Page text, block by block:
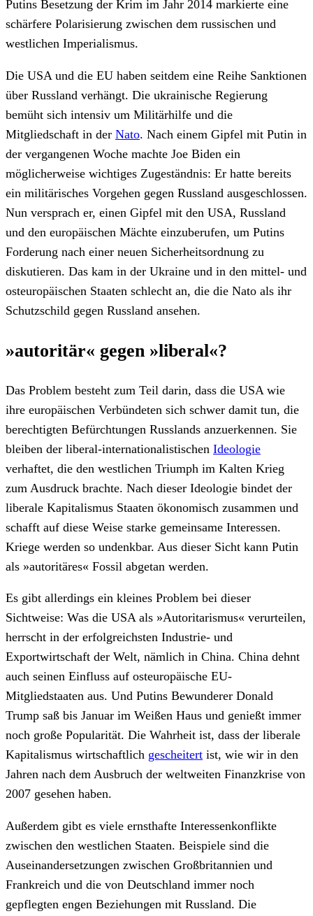
Putins Besetzung der Krim im Jahr 2014 markierte eine
schärfere Polarisierung zwischen dem russischen und
westlichen Imperialismus.
Die USA und die EU haben seitdem eine Reihe Sanktionen
über Russland verhängt. Die ukrainische Regierung
bemüht sich intensiv um Militärhilfe und die
Mitgliedschaft in der Nato. Nach einem Gipfel mit Putin in
der vergangenen Woche machte Joe Biden ein
möglicherweise wichtiges Zugeständnis: Er hatte bereits
ein militärisches Vorgehen gegen Russland ausgeschlossen.
Nun versprach er, einen Gipfel mit den USA, Russland
und den europäischen Mächte einzuberufen, um Putins
Forderung nach einer neuen Sicherheitsordnung zu
diskutieren. Das kam in der Ukraine und in den mittel- und
osteuropäischen Staaten schlecht an, die die Nato als ihr
Schutzschild gegen Russland ansehen.
»autoritär« gegen »liberal«?
Das Problem besteht zum Teil darin, dass die USA wie
ihre europäischen Verbündeten sich schwer damit tun, die
berechtigten Befürchtungen Russlands anzuerkennen. Sie
bleiben der liberal-internationalistischen Ideologie
verhaftet, die den westlichen Triumph im Kalten Krieg
zum Ausdruck brachte. Nach dieser Ideologie bindet der
liberale Kapitalismus Staaten ökonomisch zusammen und
schafft auf diese Weise starke gemeinsame Interessen.
Kriege werden so undenkbar. Aus dieser Sicht kann Putin
als »autoritäres« Fossil abgetan werden.
Es gibt allerdings ein kleines Problem bei dieser
Sichtweise: Was die USA als »Autoritarismus« verurteilen,
herrscht in der erfolgreichsten Industrie- und
Exportwirtschaft der Welt, nämlich in China. China dehnt
auch seinen Einfluss auf osteuropäische EU-
Mitgliedstaaten aus. Und Putins Bewunderer Donald
Trump saß bis Januar im Weißen Haus und genießt immer
noch große Popularität. Die Wahrheit ist, dass der liberale
Kapitalismus wirtschaftlich gescheitert ist, wie wir in den
Jahren nach dem Ausbruch der weltweiten Finanzkrise von
2007 gesehen haben.
Außerdem gibt es viele ernsthafte Interessenkonflikte
zwischen den westlichen Staaten. Beispiele sind die
Auseinandersetzungen zwischen Großbritannien und
Frankreich und die von Deutschland immer noch
gepflegten engen Beziehungen mit Russland. Die